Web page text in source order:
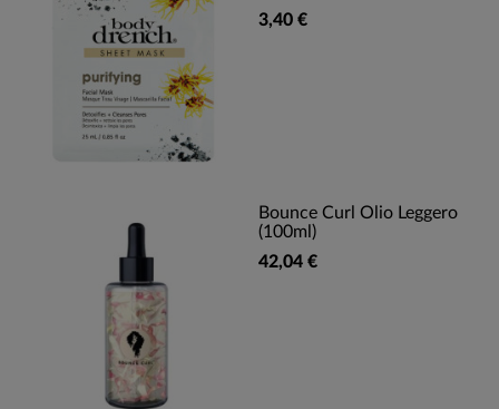
3,40 €
Bounce Curl Olio Leggero
(100ml)
42,04 €